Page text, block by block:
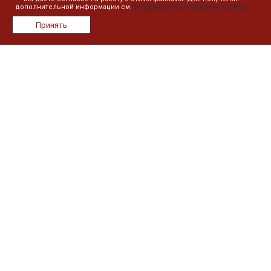
дополнительной информации см.Политика использования cookies
Принять
О компании
Сотрудники